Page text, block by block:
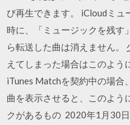
び再生できます。 iCloudミュ
時に、「ミュージックを残す
ら転送した曲は消えません。
えてしまった場合はこのよう
iTunes Matchを契約中の場合
曲を表示させると、このよ
クがあるもの 2020年1月30